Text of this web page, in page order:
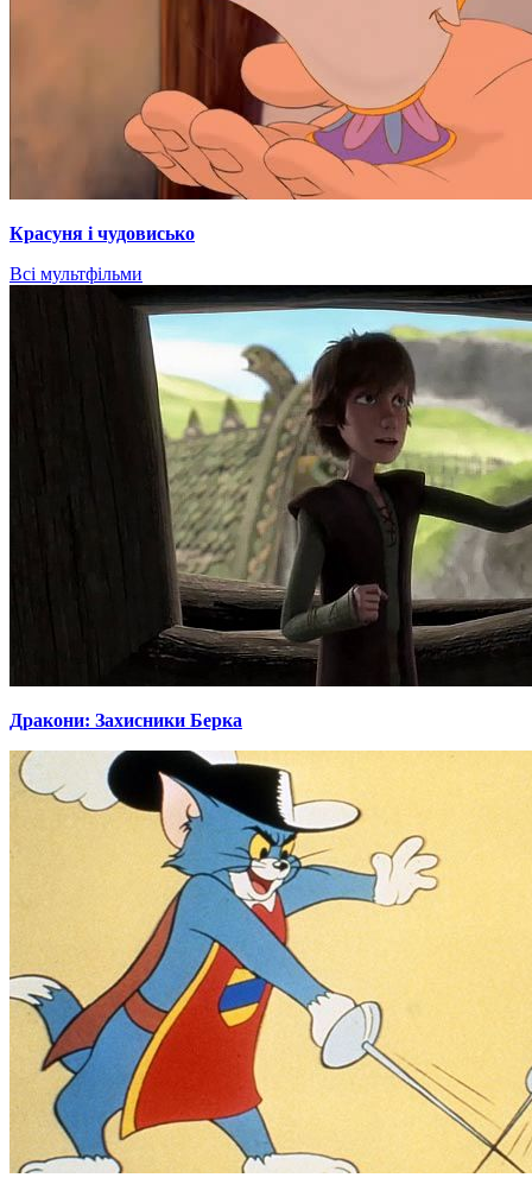
Красуня і чудовисько
Всі мультфільми
Дракони: Захисники Берка